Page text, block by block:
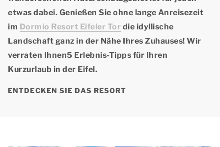
etwas dabei. Genießen Sie ohne lange Anreisezeit
im Dormio Resort Eifeler Tor die idyllische
Landschaft ganz in der Nähe Ihres Zuhauses! Wir
verraten Ihnen5 Erlebnis-Tipps für Ihren
Kurzurlaub in der Eifel.
ENTDECKEN SIE DAS RESORT